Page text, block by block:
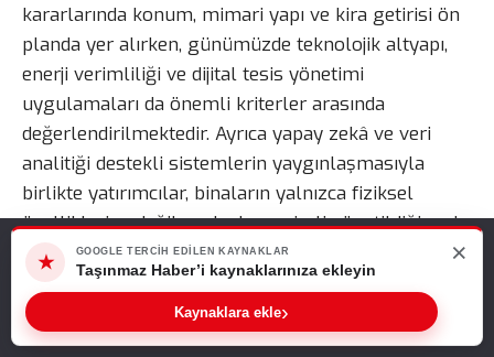
kararlarında konum, mimari yapı ve kira getirisi ön
planda yer alırken, günümüzde teknolojik altyapı,
enerji verimliliği ve dijital tesis yönetimi
uygulamaları da önemli kriterler arasında
değerlendirilmektedir. Ayrıca yapay zekâ ve veri
analitiği destekli sistemlerin yaygınlaşmasıyla
birlikte yatırımcılar, binaların yalnızca fiziksel
özelliklerine değil, ne kadar verimli yönetildiğine de
odaklanmaktadır.
Akıllı Binalara İlgi Neden Artıyor?
Web sitemizde size en iyi deneyimi sunabilmemiz için çerezleri
kullanıyoruz. Bu siteyi kullanmaya devam ederseniz, bunu kabul
ettiğinizi varsayarız.
Tamam
★
GOOGLE TERCIH EDILEN KAYNAKLAR
Taşınmaz Haber’i kaynaklarınıza ekleyin
Kaynaklara ekle›
×